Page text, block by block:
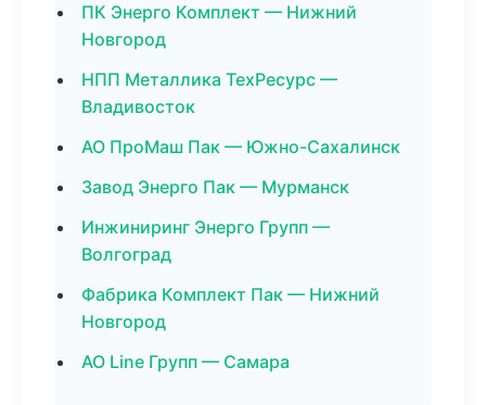
ПК Энерго Комплект — Нижний
Новгород
НПП Металлика ТехРесурс —
Владивосток
АО ПроМаш Пак — Южно-Сахалинск
Завод Энерго Пак — Мурманск
Инжиниринг Энерго Групп —
Волгоград
Фабрика Комплект Пак — Нижний
Новгород
АО Line Групп — Самара